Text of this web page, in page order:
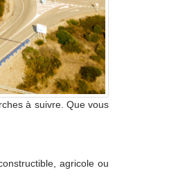
à suivre. Que vous
agricole ou